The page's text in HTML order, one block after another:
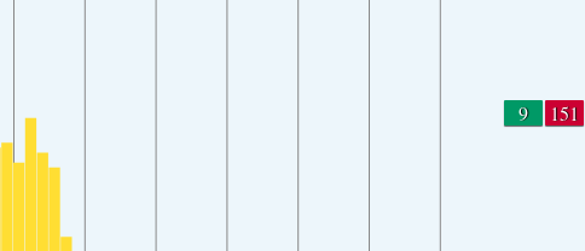
9 151